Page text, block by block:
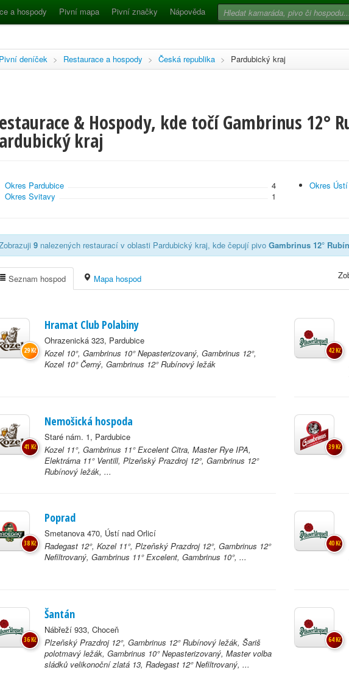
a hospody Pivní mapa Pivní značky Nápověda
Pivní deníček > Restaurace a hospody > Česká republika > Pardubický kraj
& Hospody, kde točí Gambrinus 12°
kraj
Okres Pardubice
4
Okres Svitavy
1
Okres
9 nalezených restaurací v oblasti Pardubický kraj, kde čepují pivo Gambrinus 12°
Seznam hospod Mapa hospod
Hramat Club Polabiny
Ohrazenická 323, Pardubice
Kozel 10°, Gambrinus 10° Nepasterizovaný, Gambrinus 12°,
Kozel 10° Černý, Gambrinus 12° Rubínový ležák
29 Kč 42 Kč
Nemošická hospoda
Staré nám. 1, Pardubice
Kozel 11°, Gambrinus 11° Excelent Citra, Master Rye IPA,
Elektrárna 11° Ventill, Plzeňský Prazdroj 12°, Gambrinus 12°
Rubínový ležák, ...
41 Kč 39 Kč
Poprad
Smetanova 470, Ústí nad Orlicí
Radegast 12°, Kozel 11°, Plzeňský Prazdroj 12°, Gambrinus 12°
Nefiltrovaný, Gambrinus 11° Excelent, Gambrinus 10°, ...
38 Kč 40 Kč
Šantán
Nábřeží 933, Choceň
Plzeňský Prazdroj 12°, Gambrinus 12° Rubínový ležák, Šariš
polotmavý ležák, Gambrinus 10° Nepasterizovaný, Master volba
sládků velikonoční zlatá 13, Radegast 12° Nefiltrovaný, ...
36 Kč 64 Kč